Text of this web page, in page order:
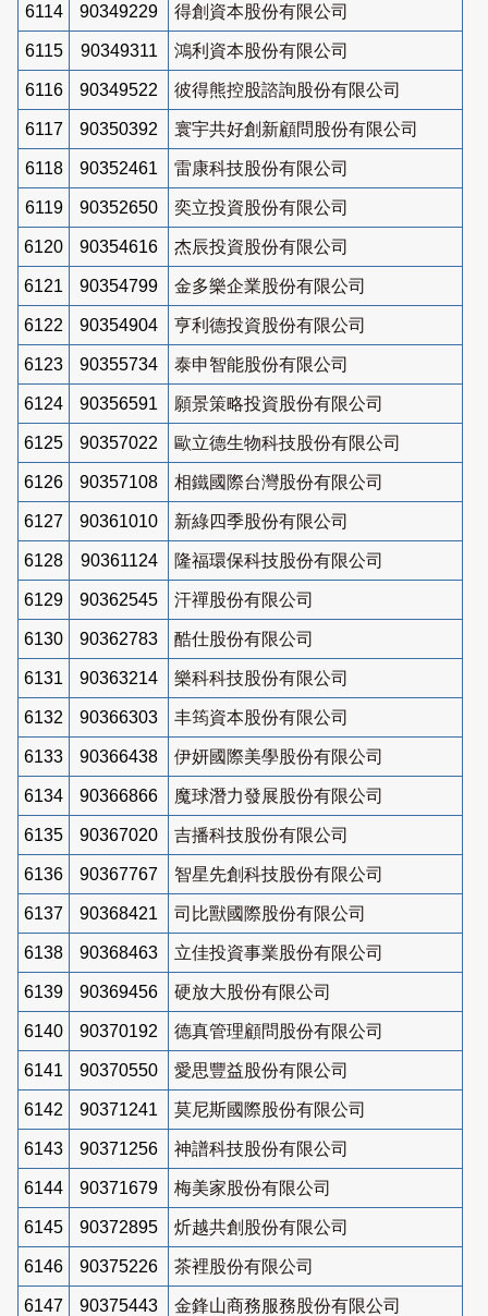
6114 90349229 得創資本股份有限公司
6115 90349311 鴻利資本股份有限公司
6116 90349522 彼得熊控股諮詢股份有限公司
6117 90350392 寰宇共好創新顧問股份有限公司
6118 90352461 雷康科技股份有限公司
6119 90352650 奕立投資股份有限公司
6120 90354616 杰辰投資股份有限公司
6121 90354799 金多樂企業股份有限公司
6122 90354904 亨利德投資股份有限公司
6123 90355734 泰申智能股份有限公司
6124 90356591 願景策略投資股份有限公司
6125 90357022 歐立德生物科技股份有限公司
6126 90357108 相鐵國際台灣股份有限公司
6127 90361010 新綠四季股份有限公司
6128 90361124 隆福環保科技股份有限公司
6129 90362545 汗禪股份有限公司
6130 90362783 酷仕股份有限公司
6131 90363214 樂科科技股份有限公司
6132 90366303 丰筠資本股份有限公司
6133 90366438 伊妍國際美學股份有限公司
6134 90366866 魔球潛力發展股份有限公司
6135 90367020 吉播科技股份有限公司
6136 90367767 智星先創科技股份有限公司
6137 90368421 司比獸國際股份有限公司
6138 90368463 立佳投資事業股份有限公司
6139 90369456 硬放大股份有限公司
6140 90370192 德真管理顧問股份有限公司
6141 90370550 愛思豐益股份有限公司
6142 90371241 莫尼斯國際股份有限公司
6143 90371256 神譜科技股份有限公司
6144 90371679 梅美家股份有限公司
6145 90372895 炘越共創股份有限公司
6146 90375226 茶裡股份有限公司
6147 90375443 金鋒山商務服務股份有限公司